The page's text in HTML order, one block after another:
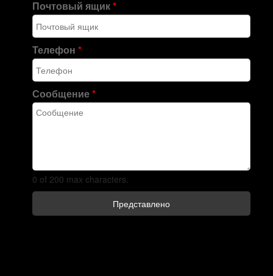
Почтовый ящик*
Телефон*
Сообщение*
0 of 200 max characters.
Представлено